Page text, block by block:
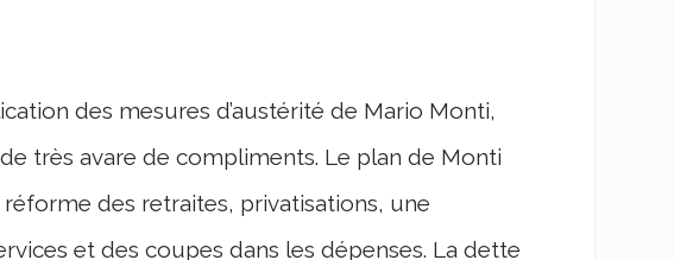
des mesures d’austérité de Mario Monti,
très avare de compliments. Le plan de Monti
des retraites, privatisations, une
et des coupes dans les dépenses. La dette